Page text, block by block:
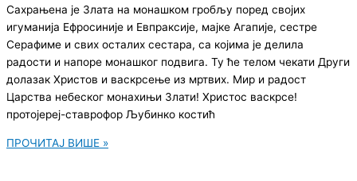
Сахрањена је Злата на монашком гробљу поред својих
игуманија Ефросиније и Евпраксије, мајке Агапије, сестре
Серафиме и свих осталих сестара, са којима је делила
радости и напоре монашког подвига. Ту ће телом чекати Други
долазак Христов и васкрсење из мртвих. Мир и радост
Царства небеског монахињи Злати! Христос васкрсе!
протојереј-ставрофор Љубинко костић
ПРОЧИТАЈ ВИШЕ »